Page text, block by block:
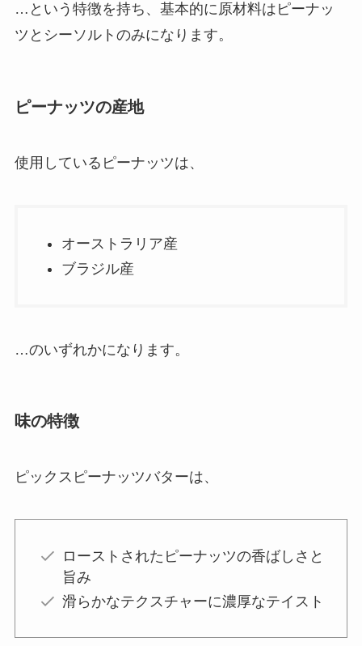
…という特徴を持ち、基本的に原材料は ピーナッ
ツとシーソルトのみになります。
ピーナッツの産地
使用しているピーナッツは、
オーストラリア産
ブラジル産
…のいずれかになります。
味の特徴
ピックスピーナッツバターは、
ローストされたピーナッツの香ばしさと
旨み
滑らかなテクスチャーに濃厚なテイスト